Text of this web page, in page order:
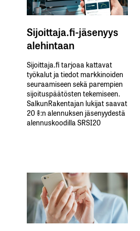
Sijoittaja.fi-jäsenyys
alehintaan
Sijoittaja.fi tarjoaa kattavat
työkalut ja tiedot markkinoiden
seuraamiseen sekä parempien
sijoituspäätösten tekemiseen.
SalkunRakentajan lukijat saavat
20 %:n alennuksen jäsenyydestä
alennuskoodilla SRSI20